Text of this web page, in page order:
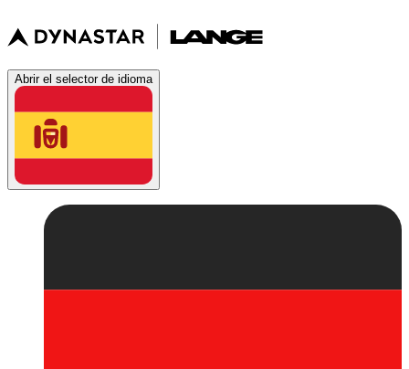
Abrir el selector de idioma